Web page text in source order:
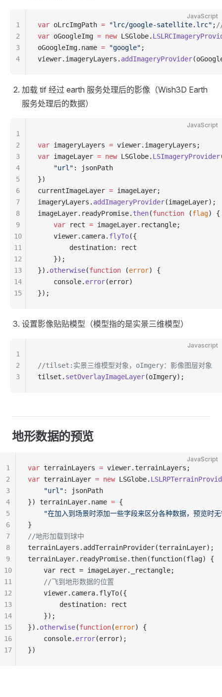
JavaScript
var oLrcImgPath = "lrc/google-satellite.lrc" ;
var oGoogleImg = new LSGlobe.
oGoogleImg.name = "google" ;
viewer.imageryLayers. addImageryProvider
1
2
3
4
加载 tif 经过 earth 服务处理后的影像（Wish3D Earth
服务处理后的数据）
JavaScript
var imageryLayers = viewer.imageryLayers;
var imageLayer = new LSGlobe. LSImageryProvider
    "url"
: jsonPath
})
currentImageLayer = imageLayer;
imageryLayers. addImageryProvider(imageLayer);
imageLayer.readyPromise. then(function (flag) {
    var
rect = imageLayer.rectangle;
    viewer.camera.
flyTo({
        destination: rect
    });
}). otherwise(function (error) {
    console.
error(error)
});
1
2
3
4
5
6
7
8
9
10
11
12
13
14
15
设置影像贴贴模型（模型指的是实景三维模型）
Javascript
//tilset:实景三维模型对象，oImgery：影像图层对象
tilset. setOverlayImageLayer(oImgery);
1
2
3
地形数据的预览
JavaScript
var terrainLayers = viewer.terrainLayers;
var terrainLayer = new LSGlobe.
    "url"
: jsonPath
}) terrainLayer.name = {
"在加入到场景时添加一些字段来区分各种数据，预览时
}
//地形加载到球中
terrainLayers.addTerrainProvider(terrainLayer);
terrainLayer.readyPromise.then(function(flag) {
    var rect = imageLayer._rectangle;
    //飞到地形数据的位置
    viewer.camera.flyTo({
        destination: rect
    });
}). otherwise(function(error) {
    console.
error(error);
})
1
2
3
4
5
6
7
8
9
10
11
12
13
14
15
16
17